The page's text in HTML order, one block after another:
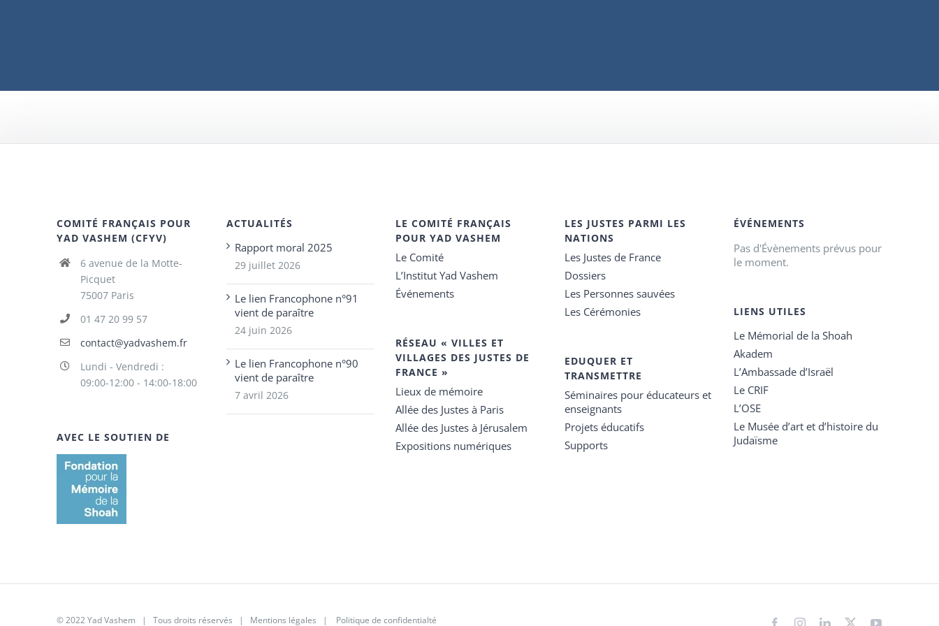
COMITÉ FRANÇAIS POUR
YAD VASHEM (CFYV)
6 avenue de la Motte-
Picquet
75007 Paris
01 47 20 99 57
contact@yadvashem.fr
Lundi - Vendredi :
09:00-12:00 - 14:00-18:00
AVEC LE SOUTIEN DE
ACTUALITÉS
Rapport moral 2025
29 juillet 2026
Le lien Francophone n°91
vient de paraître
24 juin 2026
Le lien Francophone n°90
vient de paraître
7 avril 2026
LE COMITÉ FRANÇAIS
POUR YAD VASHEM
Le Comité
L’Institut Yad Vashem
Événements
RÉSEAU « VILLES ET
VILLAGES DES JUSTES DE
FRANCE »
Lieux de mémoire
Allée des Justes à Paris
Allée des Justes à Jérusalem
Expositions numériques
LES JUSTES PARMI LES
NATIONS
Les Justes de France
Dossiers
Les Personnes sauvées
Les Cérémonies
EDUQUER ET
TRANSMETTRE
Séminaires pour éducateurs et
enseignants
Projets éducatifs
Supports
ÉVÉNEMENTS
Pas d'Évènements prévus pour
le moment.
LIENS UTILES
Le Mémorial de la Shoah
Akadem
L’Ambassade d’Israël
Le CRIF
L’OSE
Le Musée d’art et d’histoire du
Judaïsme
© 2022 Yad Vashem | Tous droits réservés | Mentions légales | Politique de confidentialté FacebookInstagramLinkedIn
X YouTube